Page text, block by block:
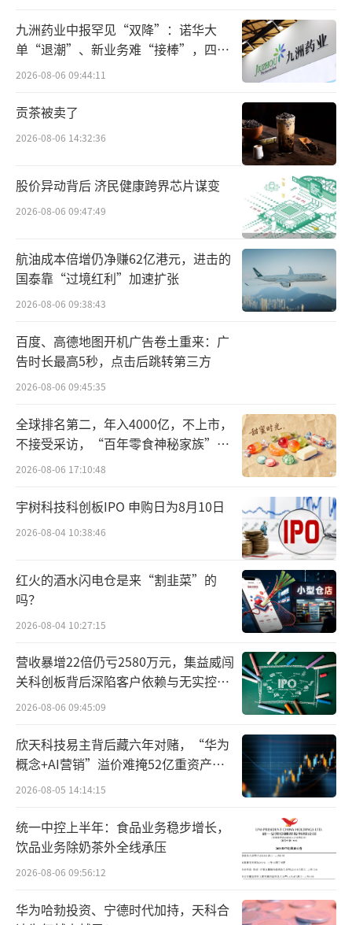
九洲药业中报罕见“双降”：诺华大
单“退潮”、新业务难“接棒”，四大
难关待闯
2026-08-06 09:44:11
贡茶被卖了
2026-08-06 14:32:36
股价异动背后 济民健康跨界芯片谋变
2026-08-06 09:47:49
航油成本倍增仍净赚62亿港元，进击的
国泰靠“过境红利”加速扩张
2026-08-06 09:38:43
百度、高德地图开机广告卷土重来：广
告时长最高5秒，点击后跳转第三方
2026-08-06 09:45:35
全球排名第二，年入4000亿，不上市，
不接受采访，“百年零食神秘家族”浮
出水面？
2026-08-06 17:10:48
宇树科技科创板IPO 申购日为8月10日
2026-08-04 10:38:46
红火的酒水闪电仓是来“割韭菜”的
吗？
2026-08-04 10:27:15
营收暴增22倍仍亏2580万元，集益威闯
关科创板背后深陷客户依赖与无实控人
困局
2026-08-06 09:45:09
欣天科技易主背后藏六年对赌，“华为
概念+AI营销”溢价难掩52亿重资产考
验
2026-08-05 14:14:15
统一中控上半年：食品业务稳步增长，
饮品业务除奶茶外全线承压
2026-08-06 09:56:12
华为哈勃投资、宁德时代加持，天科合